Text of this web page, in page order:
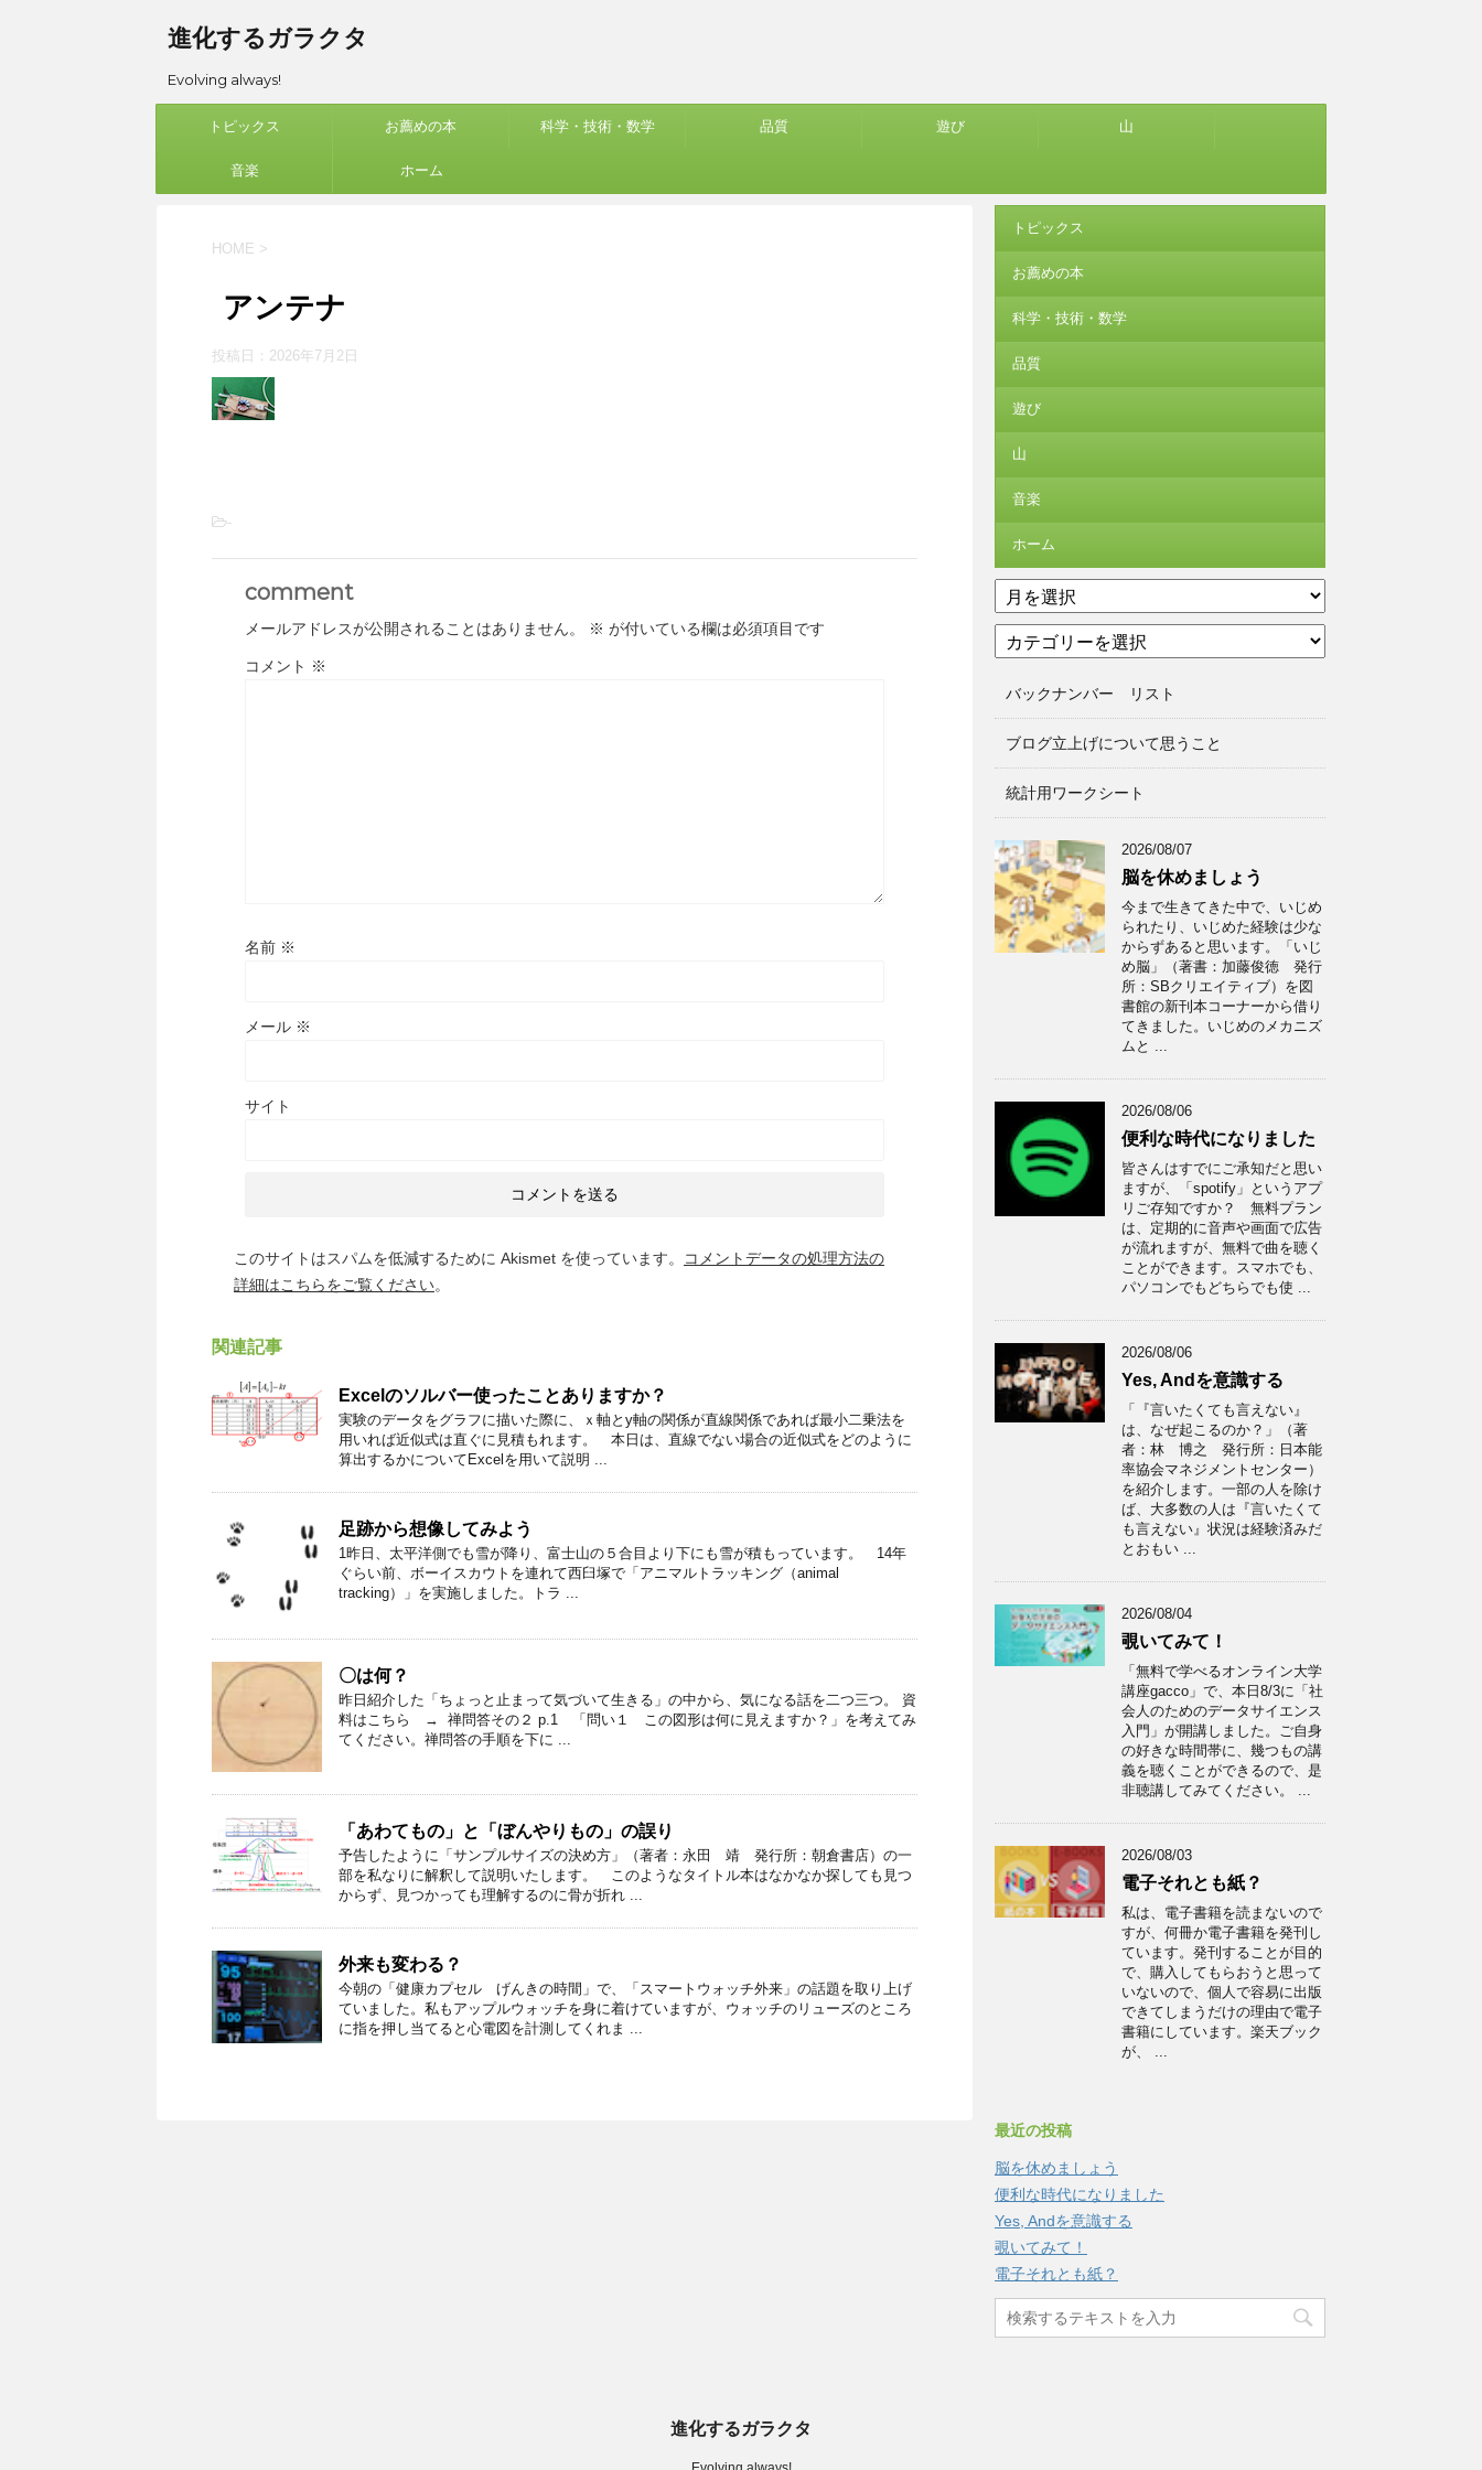
進化するガラクタ
Evolving always!
トピックス お薦めの本 科学・技術・数学 品質 遊び 山
音楽 ホーム
HOME >
アンテナ
投稿日： 2026年7月2日
-
comment
メールアドレスが公開されることはありません。 ※ が付いている欄は必須項目です
コメント ※
名前 ※
メール ※
サイト
このサイトはスパムを低減するために Akismet を使っています。
コメントデータの処理方法の
詳細はこちらをご覧ください。
関連記事
Excelのソルバー使ったことありますか？
実験のデータをグラフに描いた際に、ｘ軸とy軸の関係が直線関係であれば最小二乗法を
用いれば近似式は直ぐに見積もれます。 本日は、直線でない場合の近似式をどのように
算出するかについてExcelを用いて説明 ...
足跡から想像してみよう
1昨日、太平洋側でも雪が降り、富士山の５合目より下にも雪が積もっています。 14年
ぐらい前、ボーイスカウトを連れて西臼塚で「アニマルトラッキング（animal
tracking）」を実施しました。トラ ...
〇は何？
昨日紹介した「ちょっと止まって気づいて生きる」の中から、気になる話を二つ三つ。 資
料はこちら → 禅問答その２ p.1 「問い１ この図形は何に見えますか？」を考えてみ
てください。禅問答の手順を下に ...
「あわてもの」と「ぼんやりもの」の誤り
予告したように「サンプルサイズの決め方」（著者：永田 靖 発行所：朝倉書店）の一
部を私なりに解釈して説明いたします。 このようなタイトル本はなかなか探しても見つ
からず、見つかっても理解するのに骨が折れ ...
外来も変わる？
今朝の「健康カプセル げんきの時間」で、「スマートウォッチ外来」の話題を取り上げ
ていました。私もアップルウォッチを身に着けていますが、ウォッチのリューズのところ
に指を押し当てると心電図を計測してくれま ...
トピックス
お薦めの本
科学・技術・数学
品質
遊び
山
音楽
ホーム
ア
ー
イ
テ
リバックナンバー リスト
ブログ立上げについて思うこと
統計用ワークシート
2026/08/07
脳を休めましょう
今まで生きてきた中で、いじめ
られたり、いじめた経験は少な
からずあると思います。「いじ
め脳」（著書：加藤俊徳 発行
所：SBクリエイティブ）を図
書館の新刊本コーナーから借り
てきました。いじめのメカニズ
ムと ...
2026/08/06
便利な時代になりました
皆さんはすでにご承知だと思い
ますが、「spotify」というアプ
リご存知ですか？ 無料プラン
は、定期的に音声や画面で広告
が流れますが、無料で曲を聴く
ことができます。スマホでも、
パソコンでもどちらでも使 ...
2026/08/06
Yes, Andを意識する
「『言いたくても言えない』
は、なぜ起こるのか？」（著
者：林 博之 発行所：日本能
率協会マネジメントセンター）
を紹介します。一部の人を除け
ば、大多数の人は『言いたくて
も言えない』状況は経験済みだ
とおもい ...
2026/08/04
覗いてみて！
「無料で学べるオンライン大学
講座gacco」で、本日8/3に「社
会人のためのデータサイエンス
入門」が開講しました。ご自身
の好きな時間帯に、幾つもの講
義を聴くことができるので、是
非聴講してみてください。 ...
2026/08/03
電子それとも紙？
私は、電子書籍を読まないので
すが、何冊か電子書籍を発刊し
ています。発刊することが目的
で、購入してもらおうと思って
いないので、個人で容易に出版
できてしまうだけの理由で電子
書籍にしています。楽天ブック
が、 ...
最近の投稿
脳を休めましょう
便利な時代になりました
Yes, Andを意識する
覗いてみて！
電子それとも紙？
進化するガラクタ